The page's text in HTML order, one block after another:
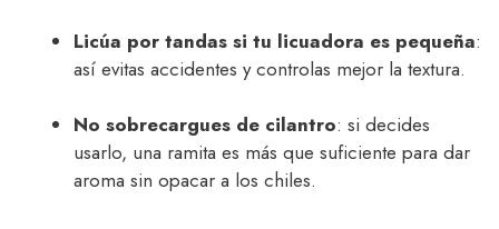
Licúa por tandas si tu licuadora es pequeña:
así evitas accidentes y controlas mejor la textura.
No sobrecargues de cilantro: si decides
usarlo, una ramita es más que suficiente para dar
aroma sin opacar a los chiles.